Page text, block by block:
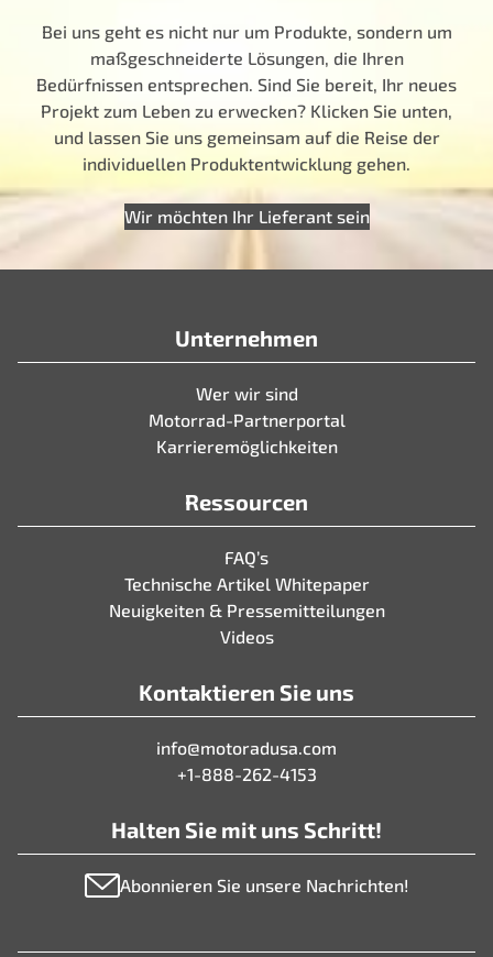
Bei uns geht es nicht nur um Produkte, sondern um
maßgeschneiderte Lösungen, die Ihren
Bedürfnissen entsprechen. Sind Sie bereit, Ihr neues
Projekt zum Leben zu erwecken? Klicken Sie unten,
und lassen Sie uns gemeinsam auf die Reise der
individuellen Produktentwicklung gehen.
Wir möchten Ihr Lieferant sein
Unternehmen
Wer wir sind
Motorrad-Partnerportal
Karrieremöglichkeiten
Ressourcen
FAQ’s
Technische Artikel Whitepaper
Neuigkeiten & Pressemitteilungen
Videos
Kontaktieren Sie uns
info@motoradusa.com
+1-888-262-4153
Halten Sie mit uns Schritt!
Abonnieren Sie unsere Nachrichten!